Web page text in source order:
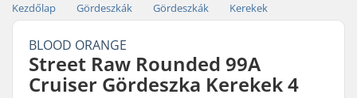
Kezdőlap Gördeszkák Gördeszkák Kerekek
BLOOD ORANGE
Street Raw Rounded 99A
Cruiser Gördeszka Kerekek 4